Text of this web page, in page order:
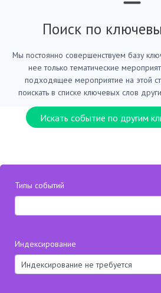
Поиск по
Мы постоянно совершенствуем базу
нее только тематические
подходящее мероприятие на этой
поискать в списке ключевых слов
Искать событие по другим
Типы событий
Индексирование